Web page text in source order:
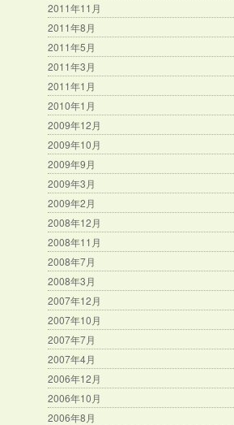
2011年11月
2011年8月
2011年5月
2011年3月
2011年1月
2010年1月
2009年12月
2009年10月
2009年9月
2009年3月
2009年2月
2008年12月
2008年11月
2008年7月
2008年3月
2007年12月
2007年10月
2007年7月
2007年4月
2006年12月
2006年10月
2006年8月